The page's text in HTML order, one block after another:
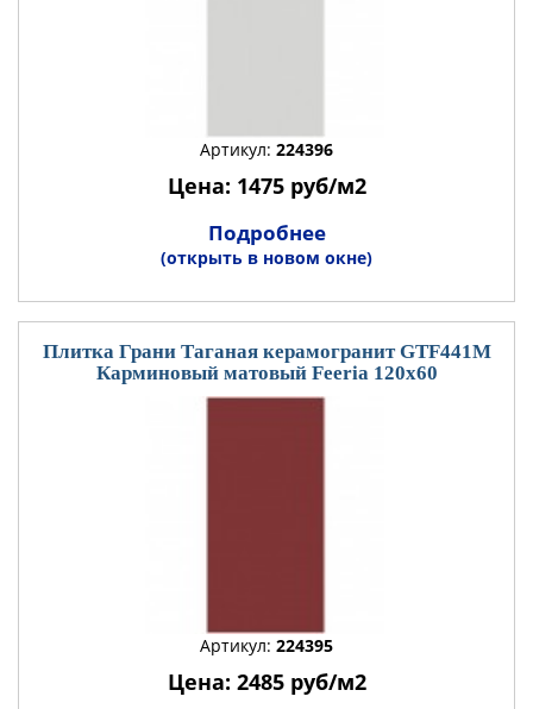
Артикул: 224396
Цена: 1475 руб/м2
Подробнее
(открыть в новом окне)
Плитка Грани Таганая керамогранит GTF441М
Карминовый матовый Feeria 120x60
Артикул: 224395
Цена: 2485 руб/м2